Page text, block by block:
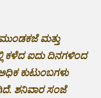
ಮತ್ತು
ಕಳೆದ ಐದು ದಿನಗಳಿಂದ
ಕುಟುಂಬಗಳು
ಶನಿವಾರ ಸಂಜೆ